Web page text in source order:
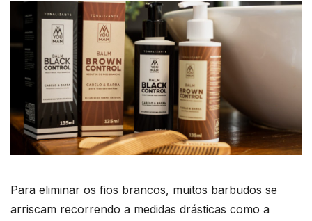
Para eliminar os fios brancos, muitos barbudos se
arriscam recorrendo a medidas drásticas como a